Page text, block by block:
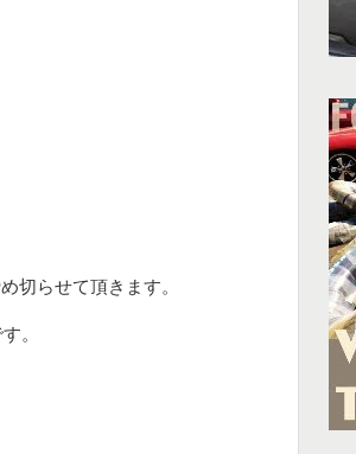
切らせて頂きます。
。